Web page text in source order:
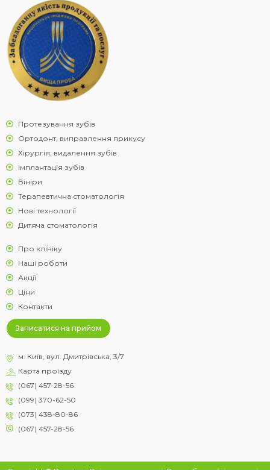
Протезування зубів
Ортодонт, виправлення прикусу
Хірургія, видалення зубів
Імплантація зубів
Вініри
Терапевтична стоматологія
Нові технології
Дитяча стоматологія
Про клініку
Наші роботи
Акції
Ціни
Контакти
Записатися на прийом
м. Київ, вул. Дмитрівська, 3/7
Карта проїзду
(067) 457-28-56
(099) 370-62-50
(073) 438-80-86
(067) 457-28-56